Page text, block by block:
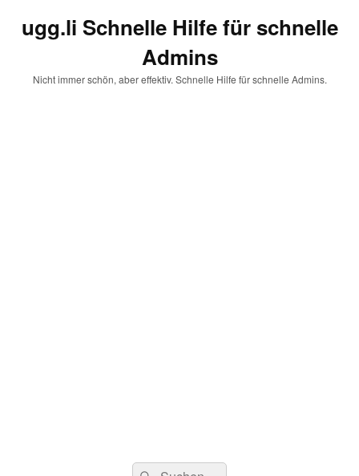
ugg.li Schnelle Hilfe für schnelle
Admins
Nicht immer schön, aber effektiv. Schnelle Hilfe für schnelle Admins.
Suchen